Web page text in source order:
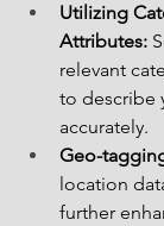
Utilizing
Attributes:
relevant
to describe
accurately.
Geo-
location
further